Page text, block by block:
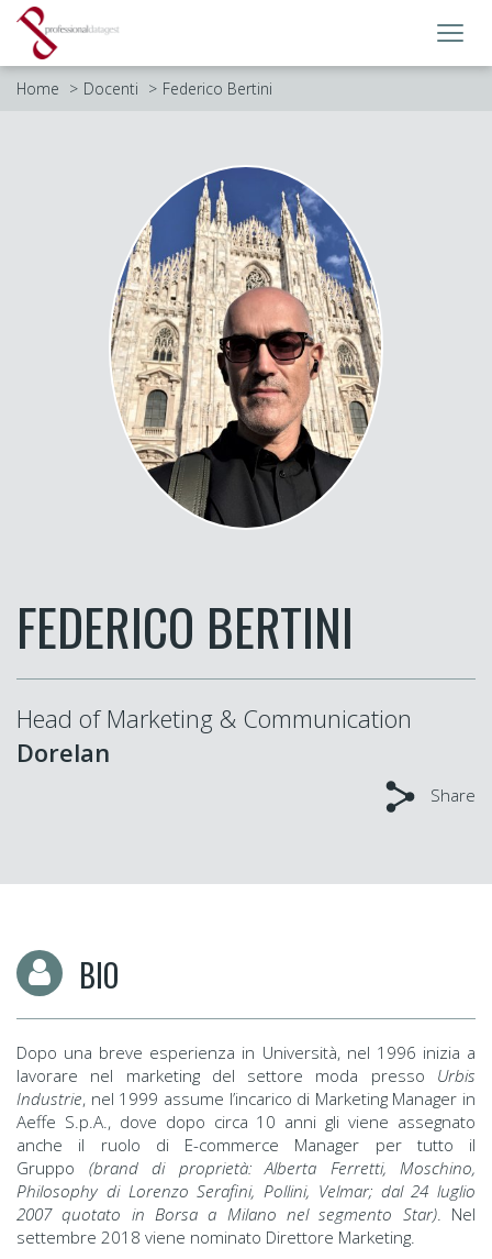
Home Docenti Federico Bertini
FEDERICO BERTINI
Head of Marketing & Communication
Dorelan
Share
BIO
Dopo una breve esperienza in Università, nel 1996 inizia a
lavorare nel marketing del settore moda presso Urbis
Industrie, nel 1999 assume l’incarico di Marketing Manager in
Aeffe S.p.A., dove dopo circa 10 anni gli viene assegnato
anche il ruolo di E-commerce Manager per tutto il
Gruppo (brand di proprietà: Alberta Ferretti, Moschino,
Philosophy di Lorenzo Serafini, Pollini, Velmar; dal 24 luglio
2007 quotato in Borsa a Milano nel segmento Star). Nel
settembre 2018 viene nominato Direttore Marketing.